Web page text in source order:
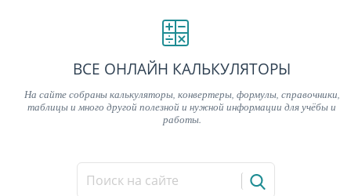
ВСЕ ОНЛАЙН КАЛЬКУЛЯТОРЫ
На сайте собраны калькуляторы, конвертеры, формулы, справочники,
таблицы и много другой полезной и нужной информации для учёбы и
работы.